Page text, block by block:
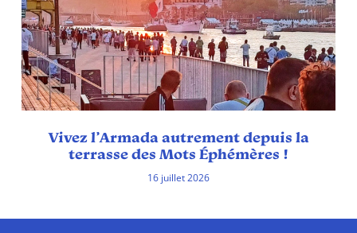
Vivez l’Armada autrement depuis la
terrasse des Mots Éphémères !
16 juillet 2026